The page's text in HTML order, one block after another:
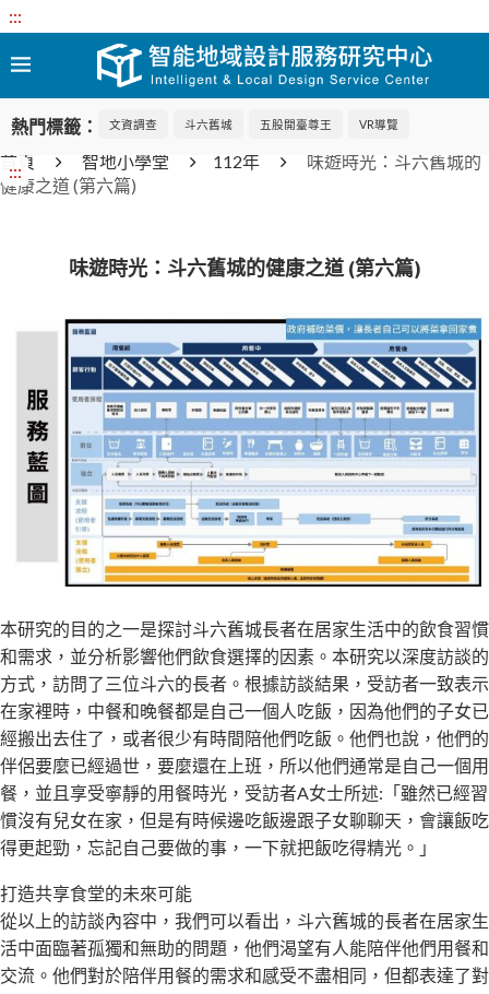
:::
熱門標籤： 文資調查 斗六舊城 五股開臺尊王 VR導覽
:::
首頁 智地小學堂 112年
味遊時光：斗六舊城的
健康之道 (第六篇)
味遊時光：斗六舊城的健康之道 (第六篇)
本研究的目的之一是探討斗六舊城長者在居家生活中的飲食習慣
和需求，並分析影響他們飲食選擇的因素。本研究以深度訪談的
方式，訪問了三位斗六的長者。根據訪談結果，受訪者一致表示
在家裡時，中餐和晚餐都是自己一個人吃飯，因為他們的子女已
經搬出去住了，或者很少有時間陪他們吃飯。他們也說，他們的
伴侶要麼已經過世，要麼還在上班，所以他們通常是自己一個用
餐，並且享受寧靜的用餐時光，受訪者A女士所述:「雖然已經習
慣沒有兒女在家，但是有時候邊吃飯邊跟子女聊聊天，會讓飯吃
得更起勁，忘記自己要做的事，一下就把飯吃得精光。」
打造共享食堂的未來可能
從以上的訪談內容中，我們可以看出，斗六舊城的長者在居家生
活中面臨著孤獨和無助的問題，他們渴望有人能陪伴他們用餐和
交流。他們對於陪伴用餐的需求和感受不盡相同，但都表達了對